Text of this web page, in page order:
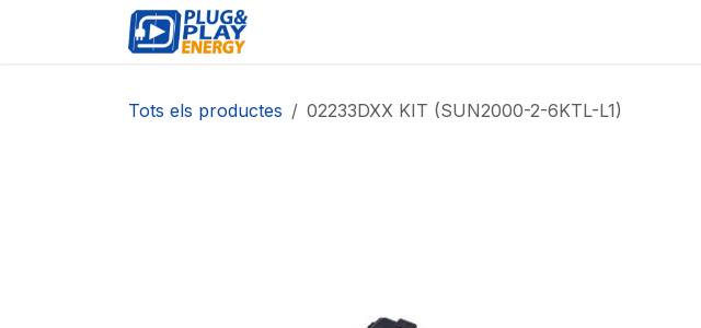
Tots els productes 02233DXX KIT (SUN2000-2-6KTL-L1)